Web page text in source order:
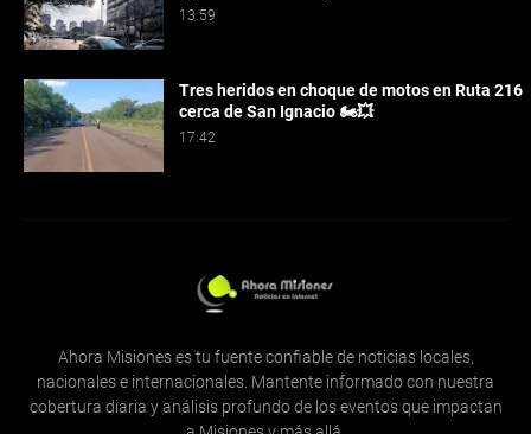
13:59
Tres heridos en choque de motos en Ruta 216
cerca de San Ignacio 🏍️💥
17:42
Ahora Misiones es tu fuente confiable de noticias locales,
nacionales e internacionales. Mantente informado con nuestra
cobertura diaria y análisis profundo de los eventos que impactan